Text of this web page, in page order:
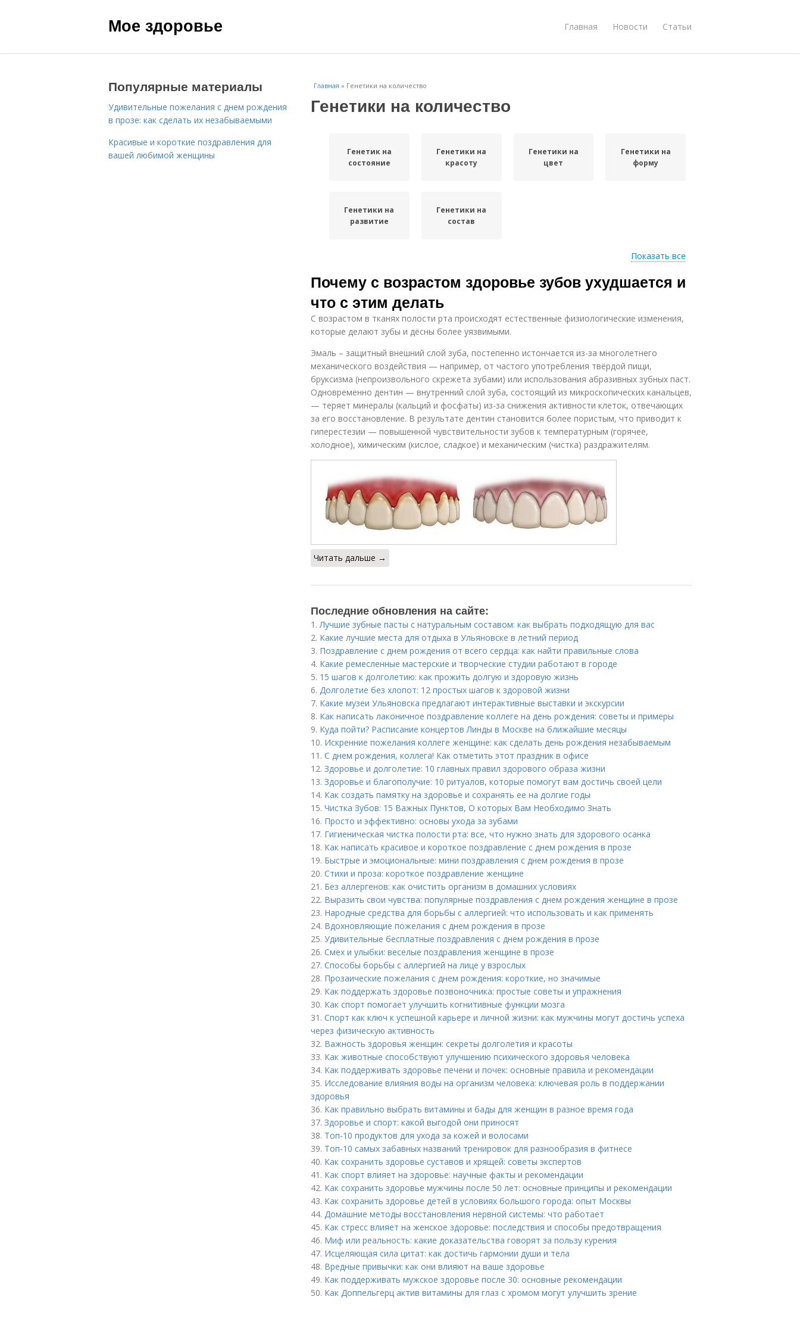
Мое здоровье Главная Новости Статьи
Главная » Генетики на количество
Генетики на количество
Генетик на
состояние
Генетики на
красоту
Генетики на
цвет
Генетики на
форму
Генетики на
развитие
Генетики на
состав
Показать все
Почему с возрастом здоровье зубов ухудшается и
что с этим делать
С возрастом в тканях полости рта происходят естественные физиологические изменения,
которые делают зубы и дёсны более уязвимыми.
Эмаль – защитный внешний слой зуба, постепенно истончается из-за многолетнего
механического воздействия — например, от частого употребления твёрдой пищи,
бруксизма (непроизвольного скрежета зубами) или использования абразивных зубных паст.
Одновременно дентин — внутренний слой зуба, состоящий из микроскопических канальцев,
— теряет минералы (кальций и фосфаты) из-за снижения активности клеток, отвечающих
за его восстановление. В результате дентин становится более пористым, что приводит к
гиперестезии — повышенной чувствительности зубов к температурным (горячее,
холодное), химическим (кислое, сладкое) и механическим (чистка) раздражителям.
Читать дальше →
Последние обновления на сайте:
1.Лучшие зубные пасты с натуральным составом: как выбрать подходящую для вас
2. Какие лучшие места для отдыха в Ульяновске в летний период
3. Поздравление с днем рождения от всего сердца: как найти правильные слова
4. Какие ремесленные мастерские и творческие студии работают в городе
5. 15 шагов к долголетию: как прожить долгую и здоровую жизнь
6. Долголетие без хлопот: 12 простых шагов к здоровой жизни
7. Какие музеи Ульяновска предлагают интерактивные выставки и экскурсии
8. Как написать лаконичное поздравление коллеге на день рождения: советы и примеры
9. Куда пойти? Расписание концертов Линды в Москве на ближайшие месяцы
10. Искренние пожелания коллеге женщине: как сделать день рождения незабываемым
11. С днем рождения, коллега! Как отметить этот праздник в офисе
12. Здоровье и долголетие: 10 главных правил здорового образа жизни
13. Здоровье и благополучие: 10 ритуалов, которые помогут вам достичь своей цели
14. Как создать памятку на здоровье и сохранять ее на долгие годы
15. Чистка Зубов: 15 Важных Пунктов, О которых Вам Необходимо Знать
16. Просто и эффективно: основы ухода за зубами
17. Гигиеническая чистка полости рта: все, что нужно знать для здорового осанка
18. Как написать красивое и короткое поздравление с днем рождения в прозе
19. Быстрые и эмоциональные: мини поздравления с днем рождения в прозе
20. Стихи и проза: короткое поздравление женщине
21. Без аллергенов: как очистить организм в домашних условиях
22. Выразить свои чувства: популярные поздравления с днем рождения женщине в прозе
23. Народные средства для борьбы с аллергией: что использовать и как применять
24. Вдохновляющие пожелания с днем рождения в прозе
25. Удивительные бесплатные поздравления с днем рождения в прозе
26. Смех и улыбки: веселые поздравления женщине в прозе
27. Способы борьбы с аллергией на лице у взрослых
28. Прозаические пожелания с днем рождения: короткие, но значимые
29. Как поддержать здоровье позвоночника: простые советы и упражнения
30. Как спорт помогает улучшить когнитивные функции мозга
31. Спорт как ключ к успешной карьере и личной жизни: как мужчины могут достичь успеха
через физическую активность
32. Важность здоровья женщин: секреты долголетия и красоты
33. Как животные способствуют улучшению психического здоровья человека
34. Как поддерживать здоровье печени и почек: основные правила и рекомендации
35. Исследование влияния воды на организм человека: ключевая роль в поддержании
здоровья
36. Как правильно выбрать витамины и бады для женщин в разное время года
37. Здоровье и спорт: какой выгодой они приносят
38. Топ-10 продуктов для ухода за кожей и волосами
39. Топ-10 самых забавных названий тренировок для разнообразия в фитнесе
40. Как сохранить здоровье суставов и хрящей: советы экспертов
41. Как спорт влияет на здоровье: научные факты и рекомендации
42. Как сохранить здоровье мужчины после 50 лет: основные принципы и рекомендации
43. Как сохранить здоровье детей в условиях большого города: опыт Москвы
44. Домашние методы восстановления нервной системы: что работает
45. Как стресс влияет на женское здоровье: последствия и способы предотвращения
46. Миф или реальность: какие доказательства говорят за пользу курения
47. Исцеляющая сила цитат: как достичь гармонии души и тела
48. Вредные привычки: как они влияют на ваше здоровье
49. Как поддерживать мужское здоровье после 30: основные рекомендации
50. Как Доппельгерц актив витамины для глаз с хромом могут улучшить зрение
Популярные материалы
Удивительные пожелания с днем рождения
в прозе: как сделать их незабываемыми
Красивые и короткие поздравления для
вашей любимой женщины